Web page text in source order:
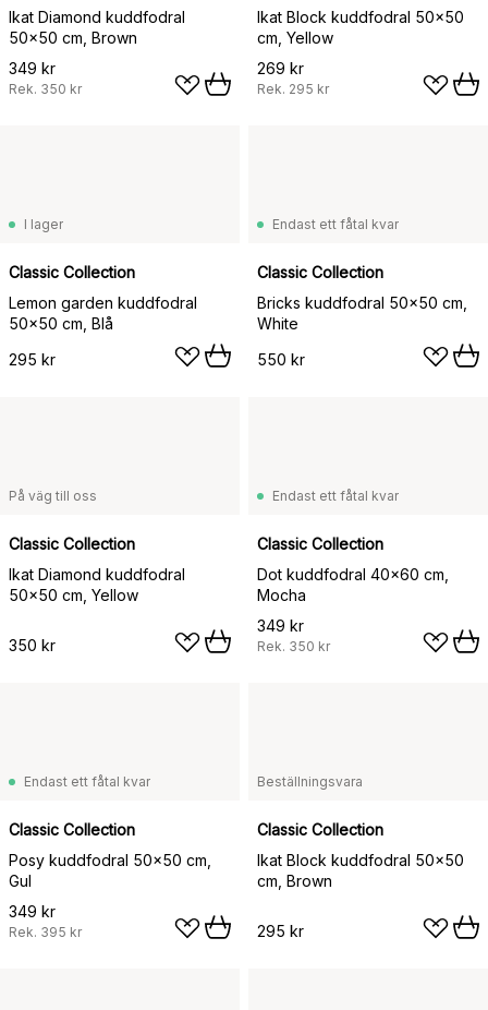
Ikat Diamond kuddfodral
50x50 cm, Brown
349 kr
Rek. 350 kr
Ikat Block kuddfodral 50x50
cm, Yellow
269 kr
Rek. 295 kr
I lager
Classic Collection
Lemon garden kuddfodral
50x50 cm, Blå
295 kr
Endast ett fåtal kvar
Classic Collection
Bricks kuddfodral 50x50 cm,
White
550 kr
På väg till oss
Classic Collection
Ikat Diamond kuddfodral
50x50 cm, Yellow
350 kr
Endast ett fåtal kvar
Classic Collection
Dot kuddfodral 40x60 cm,
Mocha
349 kr
Rek. 350 kr
Endast ett fåtal kvar
Classic Collection
Posy kuddfodral 50x50 cm,
Gul
349 kr
Rek. 395 kr
Beställningsvara
Classic Collection
Ikat Block kuddfodral 50x50
cm, Brown
295 kr